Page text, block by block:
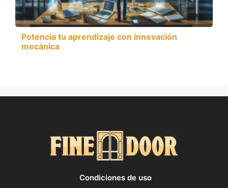
Potencia tu aprendizaje con innovación
mecánica
Condiciones de uso